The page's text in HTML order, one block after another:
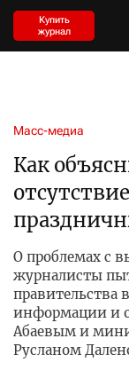
Купить
журнал
Масс-медиа
Как
О проблемах с
журналисты
правительства
информации и
Абаевым и
Русланом